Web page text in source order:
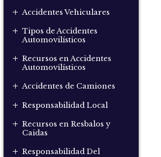
+ Accidentes Vehiculares
+ Tipos de Accidentes
Automovilísticos
+ Recursos en Accidentes
Automovilísticos
+ Accidentes de Camiones
+ Responsabilidad Local
+ Recursos en Resbalos y
Caidas
+ Responsabilidad Del